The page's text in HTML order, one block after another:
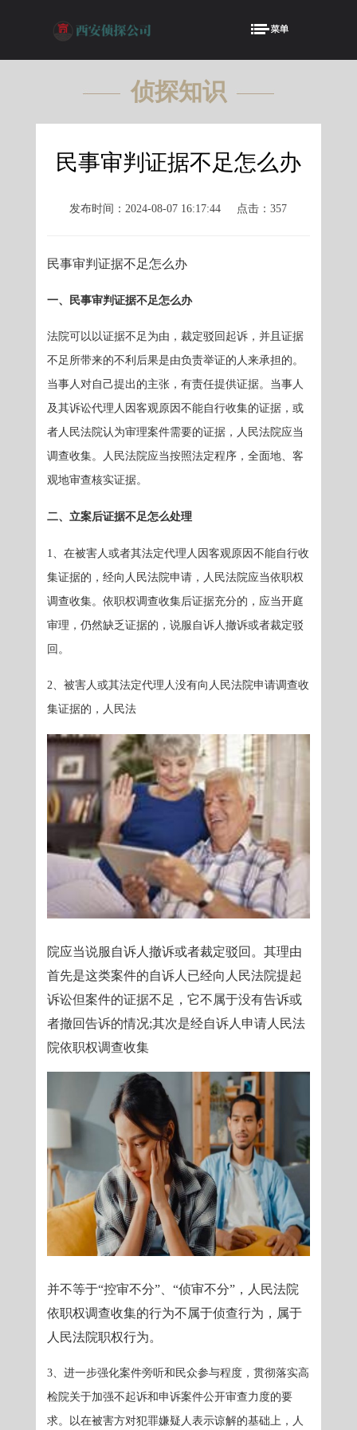
侦探知识
KNOWLEDGE
民事审判证据不足怎么办
发布时间：2024-08-07 16:17:44 点击：357
民事审判证据不足怎么办
一、民事审判证据不足怎么办
法院可以以证据不足为由，裁定驳回起诉，并且证据
不足所带来的不利后果是由负责举证的人来承担的。
当事人对自己提出的主张，有责任提供证据。当事人
及其诉讼代理人因客观原因不能自行收集的证据，或
者人民法院认为审理案件需要的证据，人民法院应当
调查收集。人民法院应当按照法定程序，全面地、客
观地审查核实证据。
二、立案后证据不足怎么处理
1、在被害人或者其法定代理人因客观原因不能自行收
集证据的，经向人民法院申请，人民法院应当依职权
调查收集。依职权调查收集后证据充分的，应当开庭
审理，仍然缺乏证据的，说服自诉人撤诉或者裁定驳
回。
2、被害人或其法定代理人没有向人民法院申请调查收
集证据的，人民法
院应当说服自诉人撤诉或者裁定驳回。其理由
首先是这类案件的自诉人已经向人民法院提起
诉讼但案件的证据不足，它不属于没有告诉或
者撤回告诉的情况;其次是经自诉人申请人民法
院依职权调查收集
并不等于“控审不分”、“侦审不分”，人民法院
依职权调查收集的行为不属于侦查行为，属于
人民法院职权行为。
3、进一步强化案件旁听和民众参与程度，贯彻落实高
检院关于加强不起诉和申诉案件公开审查力度的要
求。以在被害方对犯罪嫌疑人表示谅解的基础上，人